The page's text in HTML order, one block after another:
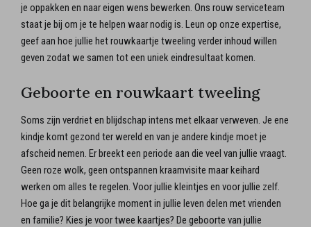
je oppakken en naar eigen wens bewerken. Ons rouw serviceteam
staat je bij om je te helpen waar nodig is. Leun op onze expertise,
geef aan hoe jullie het rouwkaartje tweeling verder inhoud willen
geven zodat we samen tot een uniek eindresultaat komen.
Geboorte en rouwkaart tweeling
Soms zijn verdriet en blijdschap intens met elkaar verweven. Je ene
kindje komt gezond ter wereld en van je andere kindje moet je
afscheid nemen. Er breekt een periode aan die veel van jullie vraagt.
Geen roze wolk, geen ontspannen kraamvisite maar keihard
werken om alles te regelen. Voor jullie kleintjes en voor jullie zelf.
Hoe ga je dit belangrijke moment in jullie leven delen met vrienden
en familie? Kies je voor twee kaartjes? De geboorte van jullie